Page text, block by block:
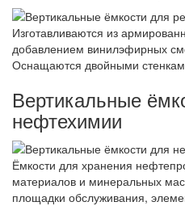
Изготавливаются из
добавлением винилэфирных
Оснащаются двойными
Вертикальные
нефтехимии
Ёмкости для хранения
материалов и минеральных
площадки обслуживания,